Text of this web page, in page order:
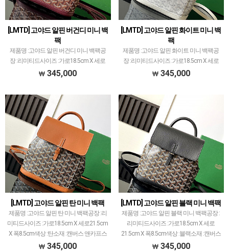
[LMTD] 고야드 알핀 버건디 미니 백
팩
제품명 :고야드 알핀 버건디 미니 백팩공
장 :리미티드사이즈 :가로18.5cm X 세로
21.5cm X 폭8.5cm색상 :버건디소재 :캔버
에…
345,000
[LMTD] 고야드 알핀 화이트 미니 백
팩
제품명 :고야드 알핀 화이트 미니 백팩공
장 :리미티드사이즈 :가로18.5cm X 세로
21.5cm X 폭8.5cm색상 :화이트소재 :캔버
에…
345,000
[LMTD] 고야드 알핀 탄 미니 백팩
제품명 :고야드 알핀 탄 미니 백팩공장 :리
미티드사이즈 :가로18.5cm X 세로21.5cm
X 폭8.5cm색상 :탄소재 :캔버스 앤카프스
킨고야드 레플 제품 중에서 개체 차이 가
345,000
[LMTD] 고야드 알핀 블랙 미니 백팩
제품명 :고야드 알핀 블랙 미니 백팩공장 :
리미티드사이즈 :가로18.5cm X 세로
21.5cm X 폭8.5cm색상 :블랙소재 :캔버스
앤카프스킨고야드 레플 제품 중에서 개체
345,000